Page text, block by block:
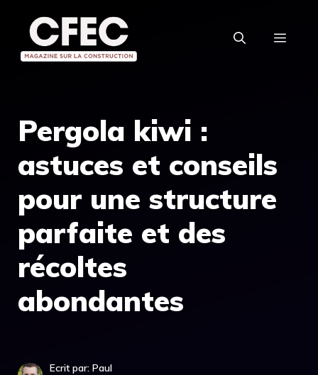
contenu
Pergola kiwi :
astuces et conseils
pour une structure
parfaite et des
récoltes
abondantes
Ecrit par: Paul